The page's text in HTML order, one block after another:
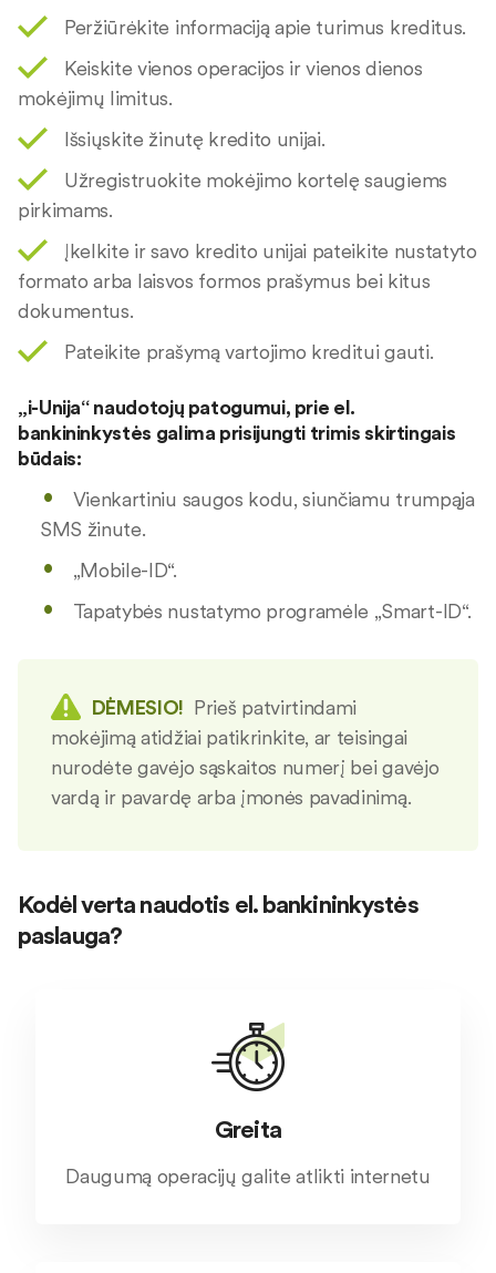
Peržiūrėkite informaciją apie turimus kreditus.
Keiskite vienos operacijos ir vienos dienos
mokėjimų limitus.
Išsiųskite žinutę kredito unijai.
Užregistruokite mokėjimo kortelę saugiems
pirkimams.
Įkelkite ir savo kredito unijai pateikite nustatyto
formato arba laisvos formos prašymus bei kitus
dokumentus.
Pateikite prašymą vartojimo kreditui gauti.
„i-Unija“ naudotojų patogumui, prie el.
bankininkystės galima prisijungti trimis skirtingais
būdais:
Vienkartiniu saugos kodu, siunčiamu trumpąja
SMS žinute.
„Mobile-ID“.
Tapatybės nustatymo programėle „Smart-ID“.
DĖMESIO! Prieš patvirtindami
mokėjimą atidžiai patikrinkite, ar teisingai
nurodėte gavėjo sąskaitos numerį bei gavėjo
vardą ir pavardę arba įmonės pavadinimą.
Kodėl verta naudotis el. bankininkystės
paslauga?
Greita
Daugumą operacijų galite atlikti internetu